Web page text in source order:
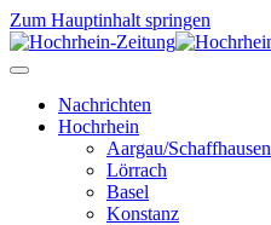
Zum Hauptinhalt springen
Nachrichten
Hochrhein
Aargau/Schaffhausen
Lörrach
Basel
Konstanz